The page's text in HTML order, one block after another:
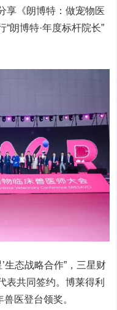
享《朗博特：做宠物医
朗博特·年度标杆院长”
生态战略合作”，三星财
表共同签约。博莱得利
医登台领奖。